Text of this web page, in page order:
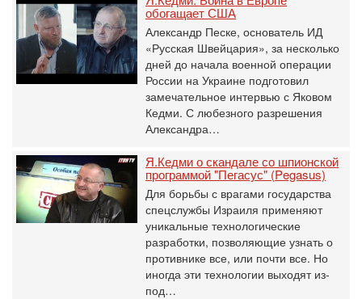
обогащает США
Александр Песке, основатель ИД
«Русская Швейцария», за несколько
дней до начала военной операции
России на Украине подготовил
замечательное интервью с Яковом
Кедми. С любезного разрешения
Александра…
Я.Кедми о скандале со шпионской
программой "Пегасус" (Pegasus)
Для борьбы с врагами государства
спецслужбы Израиля применяют
уникальные технологические
разработки, позволяющие узнать о
противнике все, или почти все. Но
иногда эти технологии выходят из-
под…